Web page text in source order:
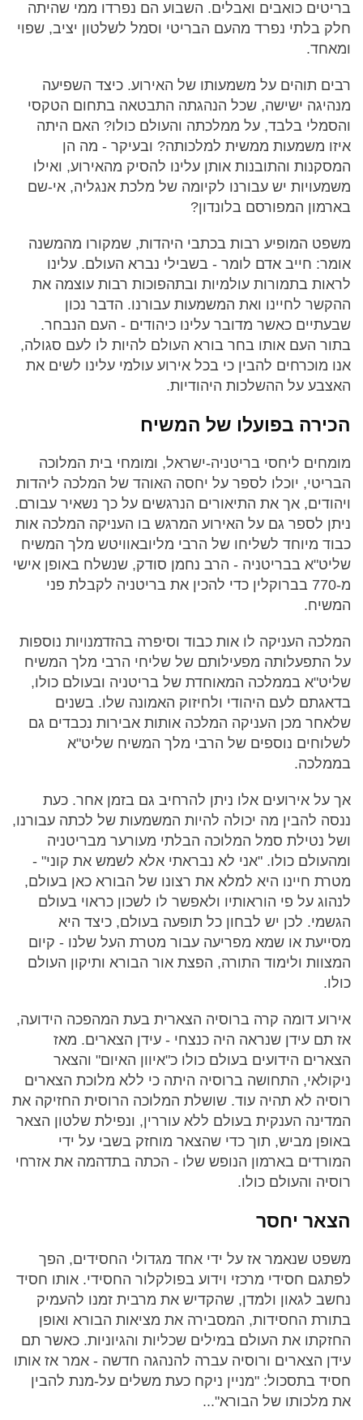
בריטים כואבים ואבלים. השבוע הם נפרדו ממי שהיתה
חלק בלתי נפרד מהעם הבריטי וסמל לשלטון יציב, שפוי
ומאחד.
רבים תוהים על משמעותו של האירוע. כיצד השפיעה
מנהיגה ישישה, שכל הנהגתה התבטאה בתחום הטקסי
והסמלי בלבד, על ממלכתה והעולם כולו? האם היתה
איזו משמעות ממשית למלכותה? ובעיקר - מה הן
המסקנות והתובנות אותן עלינו להסיק מהאירוע, ואילו
משמעויות יש עבורנו לקיומה של מלכת אנגליה, אי-שם
בארמון המפורסם בלונדון?
משפט המופיע רבות בכתבי היהדות, שמקורו מהמשנה
אומר: חייב אדם לומר - בשבילי נברא העולם. עלינו
לראות בתמורות עולמיות ובתהפוכות רבות עוצמה את
ההקשר לחיינו ואת המשמעות עבורנו. הדבר נכון
שבעתיים כאשר מדובר עלינו כיהודים - העם הנבחר.
בתור העם אותו בחר בורא העולם להיות לו לעם סגולה,
אנו מוכרחים להבין כי בכל אירוע עולמי עלינו לשים את
האצבע על ההשלכות היהודיות.
הכירה בפועלו של המשיח
מומחים ליחסי בריטניה-ישראל, ומומחי בית המלוכה
הבריטי, יוכלו לספר על יחסה האוהד של המלכה ליהדות
ויהודים, אך את התיאורים הנרגשים על כך נשאיר עבורם.
ניתן לספר גם על האירוע המרגש בו העניקה המלכה אות
כבוד מיוחד לשליחו של הרבי מליובאוויטש מלך המשיח
שליט"א בבריטניה - הרב נחמן סודק, שנשלח באופן אישי
מ-770 בברוקלין כדי להכין את בריטניה לקבלת פני
המשיח.
המלכה העניקה לו אות כבוד וסיפרה בהזדמנויות נוספות
על התפעלותה מפעילותם של שליחי הרבי מלך המשיח
שליט"א בממלכה המאוחדת של בריטניה ובעולם כולו,
בדאגתם לעם היהודי ולחיזוק האמונה שלו. בשנים
שלאחר מכן העניקה המלכה אותות אבירות נכבדים גם
לשלוחים נוספים של הרבי מלך המשיח שליט"א
בממלכה.
אך על אירועים אלו ניתן להרחיב גם בזמן אחר. כעת
ננסה להבין מה יכולה להיות המשמעות של לכתה עבורנו,
ושל נטילת סמל המלוכה הבלתי מעורער מבריטניה
ומהעולם כולו. "אני לא נבראתי אלא לשמש את קוני" -
מטרת חיינו היא למלא את רצונו של הבורא כאן בעולם,
לנהוג על פי הוראותיו ולאפשר לו לשכון כראוי בעולם
הגשמי. לכן יש לבחון כל תופעה בעולם, כיצד היא
מסייעת או שמא מפריעה עבור מטרת העל שלנו - קיום
המצוות ולימוד התורה, הפצת אור הבורא ותיקון העולם
כולו.
אירוע דומה קרה ברוסיה הצארית בעת המהפכה הידועה,
אז תם עידן שנראה היה כנצחי - עידן הצארים. מאז
הצארים הידועים בעולם כולו כ"איוון האיום" והצאר
ניקולאי, התחושה ברוסיה היתה כי ללא מלוכת הצארים
רוסיה לא תהיה עוד. שושלת המלוכה הרוסית החזיקה את
המדינה הענקית בעולם ללא עוררין, ונפילת שלטון הצאר
באופן מביש, תוך כדי שהצאר מוחזק בשבי על ידי
המורדים בארמון הנופש שלו - הכתה בתדהמה את אזרחי
רוסיה והעולם כולו.
הצאר יחסר
משפט שנאמר אז על ידי אחד מגדולי החסידים, הפך
לפתגם חסידי מרכזי וידוע בפולקלור החסידי. אותו חסיד
נחשב לגאון ולמדן, שהקדיש את מרבית זמנו להעמיק
בתורת החסידות, המסבירה את מציאות הבורא ואופן
החזקתו את העולם במילים שכליות והגיוניות. כאשר תם
עידן הצארים ורוסיה עברה להנהגה חדשה - אמר אז אותו
חסיד בתסכול: "מניין ניקח כעת משלים על-מנת להבין
את מלכותו של הבורא"...